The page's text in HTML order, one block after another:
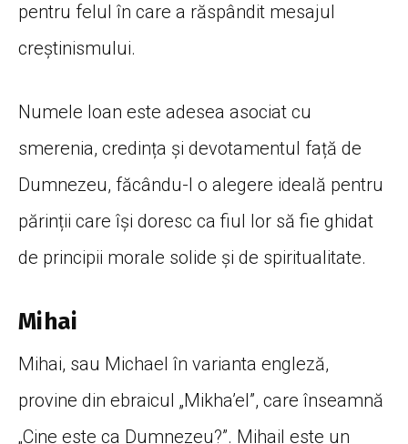
pentru felul în care a răspândit mesajul
creștinismului.
Numele Ioan este adesea asociat cu
smerenia, credința și devotamentul față de
Dumnezeu, făcându-l o alegere ideală pentru
părinții care își doresc ca fiul lor să fie ghidat
de principii morale solide și de spiritualitate.
Mihai
Mihai, sau Michael în varianta engleză,
provine din ebraicul „Mikha’el”, care înseamnă
„Cine este ca Dumnezeu?”. Mihail este un